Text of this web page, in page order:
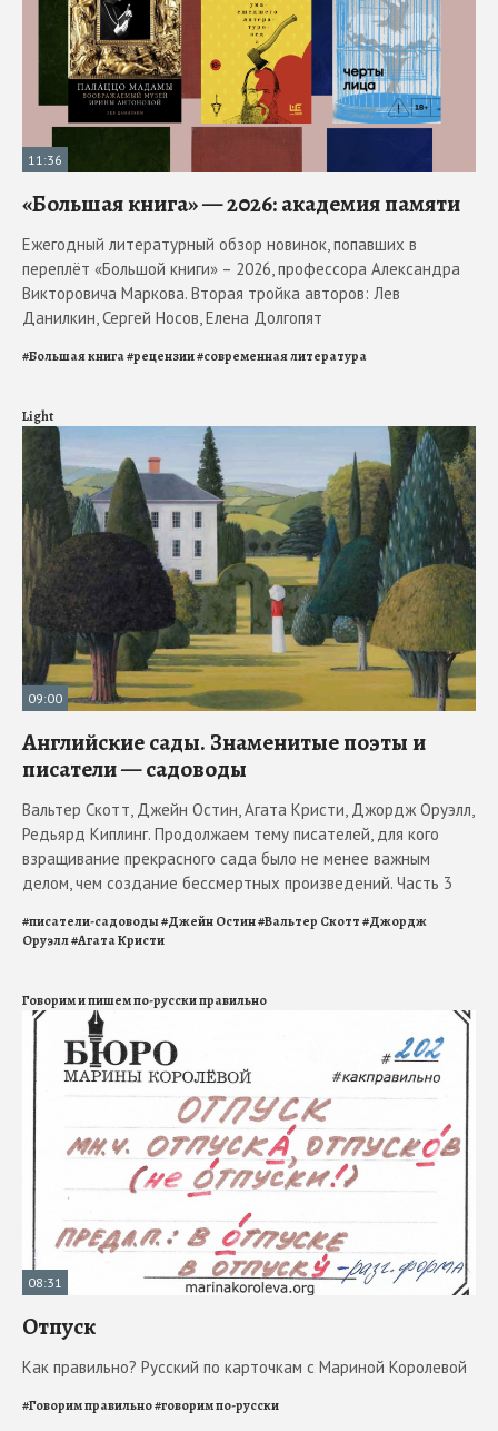
11:36
«Большая книга» — 2026: академия памяти
Ежегодный литературный обзор новинок, попавших в
переплёт «Большой книги» – 2026, профессора Александра
Викторовича Маркова. Вторая тройка авторов: Лев
Данилкин, Сергей Носов, Елена Долгопят
#Большая книга#рецензии#современная литература
Light
09:00
Английские сады. Знаменитые поэты и
писатели — садоводы
Вальтер Скотт, Джейн Остин, Агата Кристи, Джордж Оруэлл,
Редьярд Киплинг. Продолжаем тему писателей, для кого
взращивание прекрасного сада было не менее важным
делом, чем создание бессмертных произведений. Часть 3
#писатели-садоводы#Джейн Остин#Вальтер Скотт#Джордж
Оруэлл#Агата Кристи
Говорим и пишем по-русски правильно
08:31
Отпуск
Как правильно? Русский по карточкам с Мариной Королевой
#Говорим правильно#говорим по-русски